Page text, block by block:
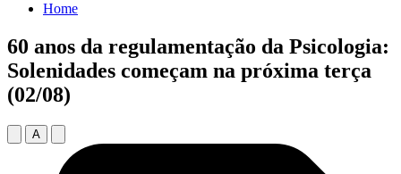
Home
60 anos da regulamentação da Psicologia:
Solenidades começam na próxima terça
(02/08)
A